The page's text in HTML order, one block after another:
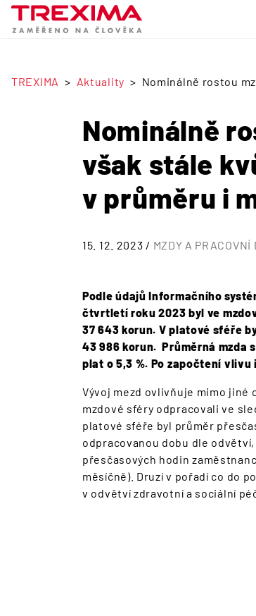
TREXIMA Aktuality Nominálně rostou
Nominálně
však stále
v průměru i
15. 12. 2023 / MZDY A PRACOVNÍ
Podle údajů Informačního
čtvrtletí roku 2023 byl ve
37 643 korun. V platové sféře
43 986 korun. Průměrná mzda
plat o 5,3 %. Po započtení
Vývoj mezd ovlivňuje mimo jiné
mzdové sféry odpracovali ve
platové sféře byl průměr
odpracovanou dobu dle
přesčasových hodin
měsíčně). Druzí v pořadí co do
v odvětví zdravotní a sociální